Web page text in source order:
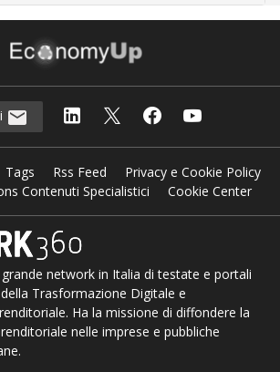
Tags Rss Feed
Privacy e Cookie Policy
Contenuti Specialistici
Cookie Center
network in Italia di testate e portali
Trasformazione Digitale e
Ha la missione di diffondere la
nelle imprese e pubbliche